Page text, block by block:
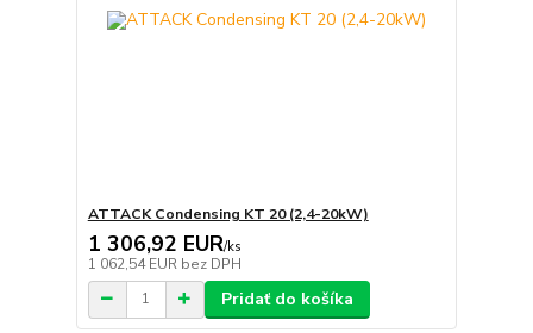
ATTACK Condensing KT 20 (2,4-20kW)
1 306,92 EUR/ks
1 062,54 EUR bez DPH
Pridať do košíka